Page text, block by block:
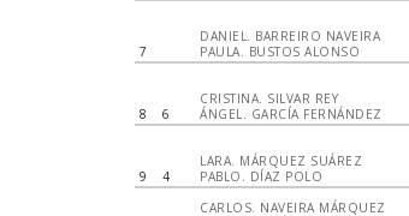
7
DANIEL. BARREIRO NAVEIRA
PAULA. BUSTOS ALONSO
8 6
CRISTINA. SILVAR REY
ÁNGEL. GARCÍA FERNÁNDEZ
9 4
LARA. MÁRQUEZ SUÁREZ
PABLO. DÍAZ POLO
CARLOS. NAVEIRA MÁRQUEZ